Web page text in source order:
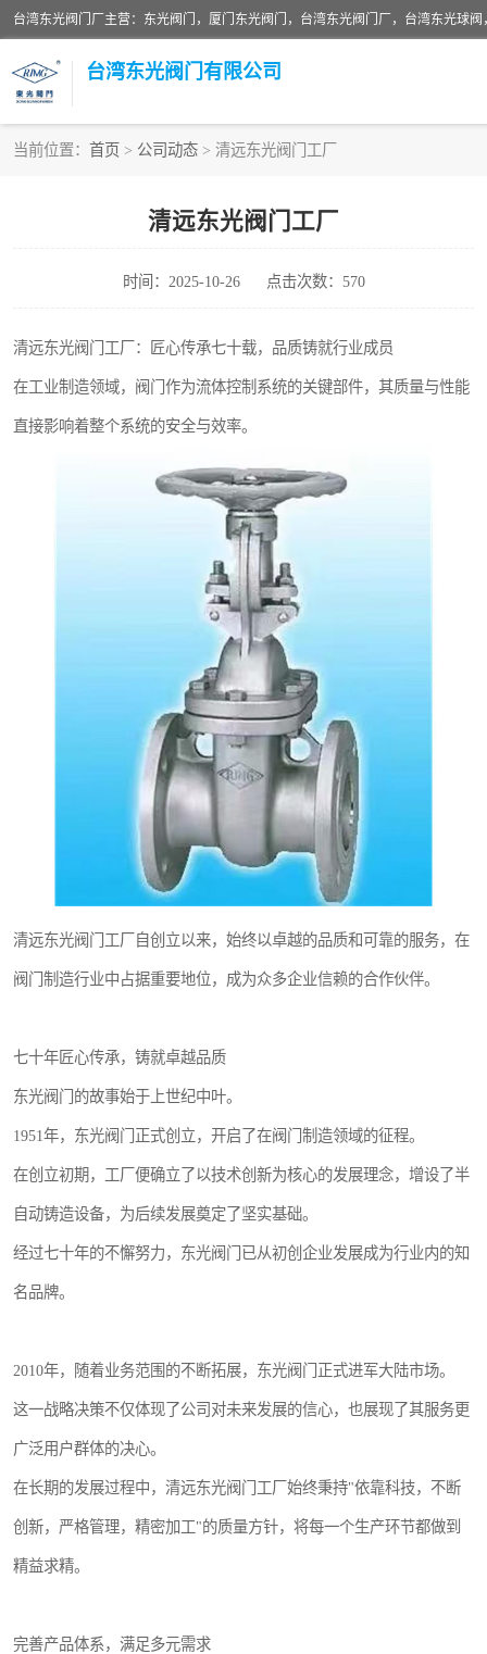
台湾东光阀门厂主营：东光阀门，厦门东光阀门，台湾东光阀门厂，台湾东光球
台湾东光阀门有限公司
当前位置： 首页 > 公司动态 > 清远东光阀门工厂
清远东光阀门工厂
时间：2025-10-26 点击次数：570
清远东光阀门工厂：匠心传承七十载，品质铸就行业成员
在工业制造领域，阀门作为流体控制系统的关键部件，其质量与性能
直接影响着整个系统的安全与效率。
清远东光阀门工厂自创立以来，始终以卓越的品质和可靠的服务，在
阀门制造行业中占据重要地位，成为众多企业信赖的合作伙伴。
七十年匠心传承，铸就卓越品质
东光阀门的故事始于上世纪中叶。
1951年，东光阀门正式创立，开启了在阀门制造领域的征程。
在创立初期，工厂便确立了以技术创新为核心的发展理念，增设了半
自动铸造设备，为后续发展奠定了坚实基础。
经过七十年的不懈努力，东光阀门已从初创企业发展成为行业内的知
名品牌。
2010年，随着业务范围的不断拓展，东光阀门正式进军大陆市场。
这一战略决策不仅体现了公司对未来发展的信心，也展现了其服务更
广泛用户群体的决心。
在长期的发展过程中，清远东光阀门工厂始终秉持"依靠科技，不断
创新，严格管理，精密加工"的质量方针，将每一个生产环节都做到
精益求精。
完善产品体系，满足多元需求
东光升杆式闸阀
台湾东光水利控制阀